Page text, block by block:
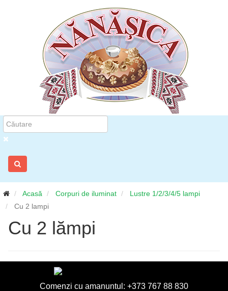
Acasă Corpuri de iluminat
Lustre 1/2/3/4/5 lampi
Cu 2 lampi
Cu 2 lămpi
Comenzi cu amanuntul: +373 767 88 830